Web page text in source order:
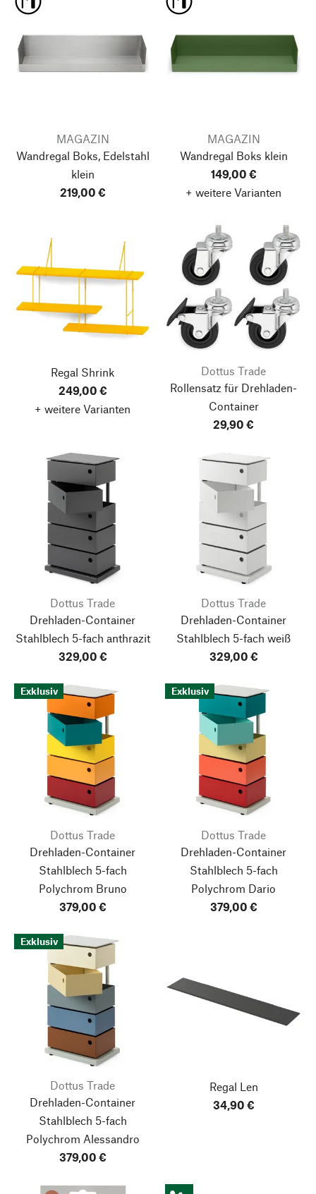
MAGAZIN
Wandregal Boks, Edelstahl
klein
219,00 €
MAGAZIN
Wandregal Boks klein
149,00 €
+ weitere Varianten
Regal Shrink
249,00 €
+ weitere Varianten
Dottus Trade
Rollensatz für Drehladen-
Container
29,90 €
Dottus Trade
Drehladen-Container
Stahlblech 5-fach anthrazit
329,00 €
Dottus Trade
Drehladen-Container
Stahlblech 5-fach weiß
329,00 €
Exklusiv
Dottus Trade
Drehladen-Container
Stahlblech 5-fach
Polychrom Bruno
379,00 €
Exklusiv
Dottus Trade
Drehladen-Container
Stahlblech 5-fach
Polychrom Dario
379,00 €
Exklusiv
Dottus Trade
Drehladen-Container
Stahlblech 5-fach
Polychrom Alessandro
379,00 €
Regal Len
34,90 €